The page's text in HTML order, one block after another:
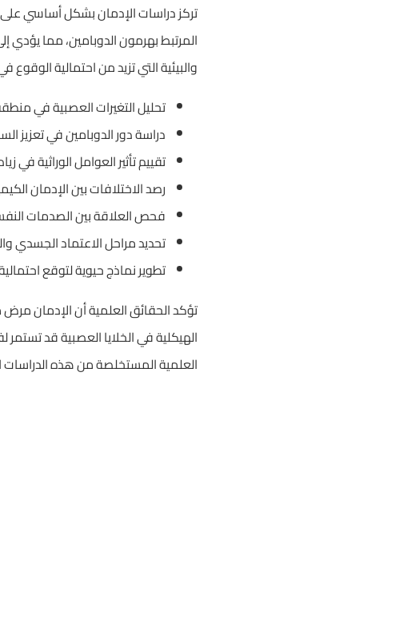
تركز دراسات الإدمان بشكل أساسي على
المرتبط بهرمون الدوبامين، مما يؤدي
والبيئية التي تزيد من احتمالية الوقوع
تحليل التغيرات العصبية في
دراسة دور الدوبامين في تعزيز
تقييم تأثير العوامل الوراثية في
رصد الاختلافات بين الإدمان
فحص العلاقة بين الصدمات
تحديد مراحل الاعتماد الجسدي
تطوير نماذج حيوية لتوقع
تؤكد الحقائق العلمية أن الإدمان مرض
الهيكلية في الخلايا العصبية قد
العلمية المستخلصة من هذه الدراسات